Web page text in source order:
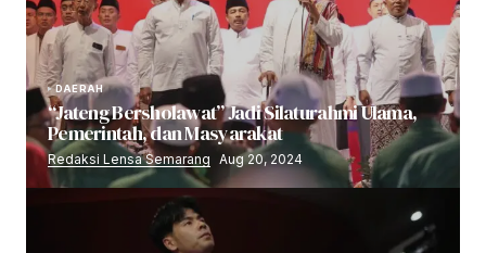
DAERAH
“Jateng Bersholawat” Jadi Silaturahmi Ulama,
Pemerintah, dan Masyarakat
Redaksi Lensa Semarang Aug 20, 2024